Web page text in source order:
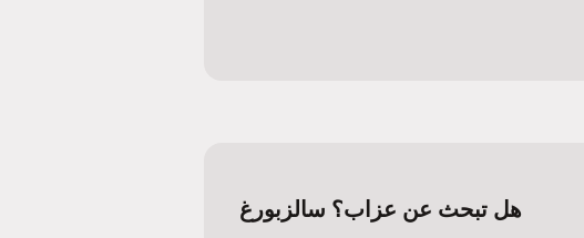
هل تبحث عن عزاب؟ سالزبورغ